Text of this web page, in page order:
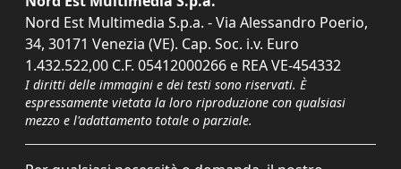
Nord Est Multimedia S.p.a. - Via Alessandro Poerio,
34, 30171 Venezia (VE). Cap. Soc. i.v. Euro
1.432.522,00 C.F. 05412000266 e REA VE-454332
I diritti delle immagini e dei testi sono riservati. È
espressamente vietata la loro riproduzione con qualsiasi
mezzo e l'adattamento totale o parziale.